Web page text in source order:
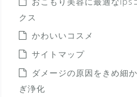
クス
かわいいコスメ
サイトマップ
ダメージの原因をきめ細
ぎ浄化